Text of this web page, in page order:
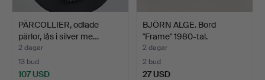
PÄRCOLLIER, odlade
pärlor, lås i silver me…
2 dagar
13 bud
107 USD
BJÖRN ALGE. Bord
"Frame" 1980-tal.
2 dagar
2 bud
27 USD